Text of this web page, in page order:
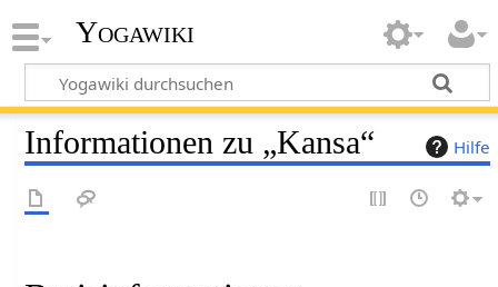
Yogawiki
Hilfe
Informationen zu „Kansa“